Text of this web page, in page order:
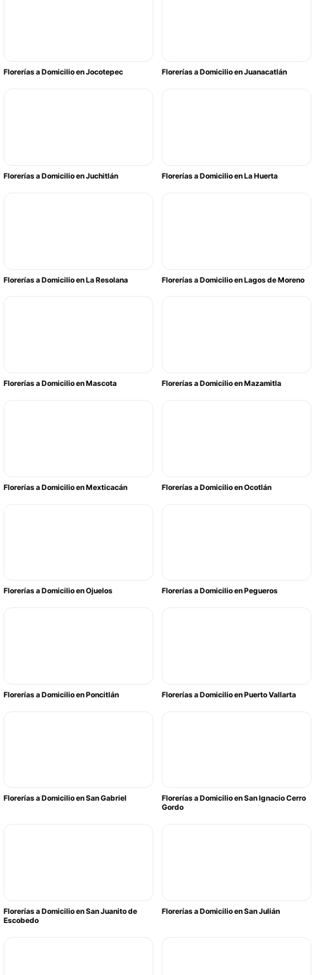
Florerías a Domicilio en Jocotepec Florerías a Domicilio en Juanacatlán
Florerías a Domicilio en Juchitlán Florerías a Domicilio en La Huerta
Florerías a Domicilio en La Resolana Florerías a Domicilio en Lagos de Moreno
Florerías a Domicilio en Mascota Florerías a Domicilio en Mazamitla
Florerías a Domicilio en Mexticacán Florerías a Domicilio en Ocotlán
Florerías a Domicilio en Ojuelos Florerías a Domicilio en Pegueros
Florerías a Domicilio en Poncitlán Florerías a Domicilio en Puerto Vallarta
Florerías a Domicilio en San Gabriel
Florerías a Domicilio en San Ignacio Cerro
Gordo
Florerías a Domicilio en San Juanito de
Escobedo
Florerías a Domicilio en San Julián